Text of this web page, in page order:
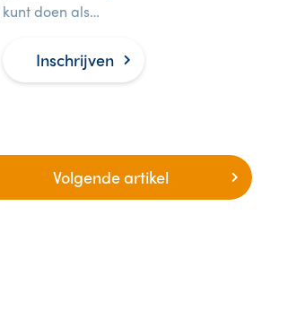
kunt doen als
gewond raakt. Thuis,
op je werk, op straat.
aan volwassenen.
Inschrijven
Volgendeartikel